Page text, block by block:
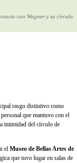
con Wagner y su círculo.
rasgo distintivo como
que mantuvo con el
intimidad del círculo de
el Museo de Bellas Artes de
que tuvo lugar en salas de